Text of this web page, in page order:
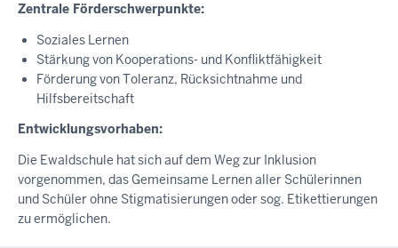
Zentrale Förderschwerpunkte:
Soziales Lernen
Stärkung von Kooperations- und Konfliktfähigkeit
Förderung von Toleranz, Rücksichtnahme und
Hilfsbereitschaft
Entwicklungsvorhaben:
Die Ewaldschule hat sich auf dem Weg zur Inklusion
vorgenommen, das Gemeinsame Lernen aller Schülerinnen
und Schüler ohne Stigmatisierungen oder sog. Etikettierungen
zu ermöglichen.